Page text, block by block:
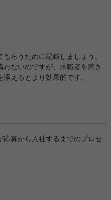
らうために記載しましょう。
ないのですが、求職者を惹き
えるとより効果的です。
応募から入社するまでのプロセ